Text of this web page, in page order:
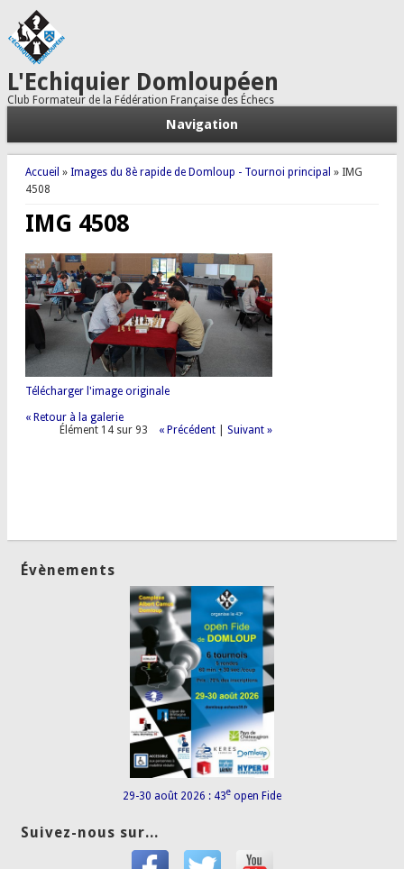
L'Echiquier Domloupéen
Club Formateur de la Fédération Française des Échecs
Navigation
Vous êtes ici
Accueil » Images du 8è rapide de Domloup - Tournoi principal » IMG
4508
IMG 4508
Télécharger l'image originale
« Retour à la galerie
Élément 14 sur 93
« Précédent |Suivant »
Évènements
29-30 août 2026 : 43e open Fide
Suivez-nous sur...